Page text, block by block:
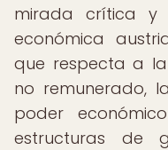
mirada crítica y
económica
que respecta a la
no remunerado,
poder
estructuras de